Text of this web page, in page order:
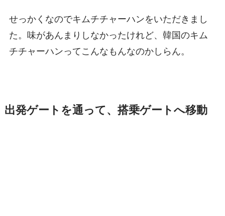
せっかくなのでキムチチャーハンをいただきまし
た。味があんまりしなかったけれど、韓国のキム
チチャーハンってこんなもんなのかしらん。
出発ゲートを通って、搭乗ゲートへ移動